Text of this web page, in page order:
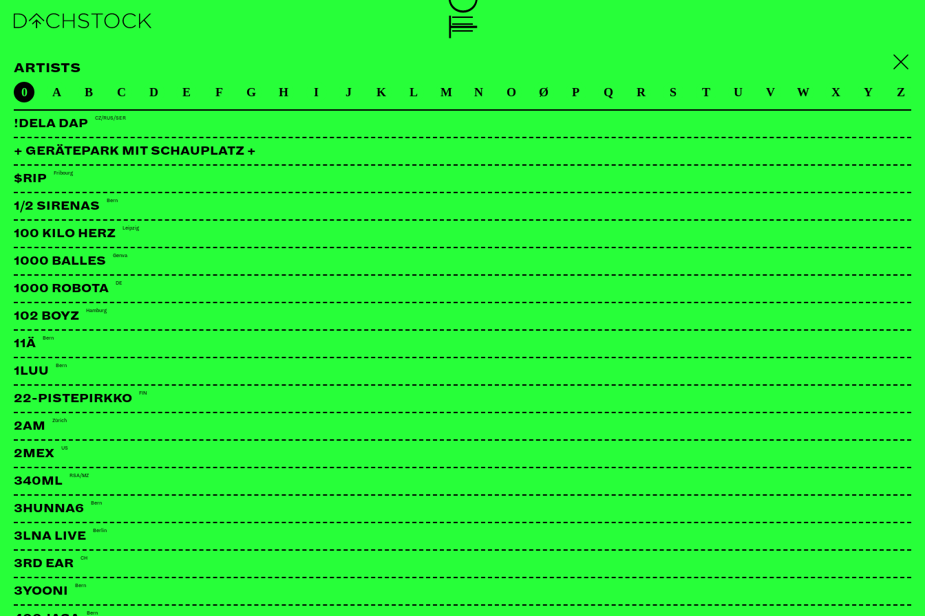
CHRIS DUBFLOW LIVE
ARTISTS
0
A B C D E F G H I J K L M N O Ø P Q R S T U V W X Y Z
!DELA DAP CZ/RUS/SER
+ GERÄTEPARK MIT SCHAUPLATZ +
$RIP Fribourg
1/2 SIRENAS Bern
100 KILO HERZ Leipzig
1000 BALLES Genva
1000 ROBOTA DE
102 BOYZ Hamburg
11Ä Bern
1LUU Bern
22-PISTEPIRKKO FIN
2AM Zürich
2MEX US
340ML RSA/MZ
3HUNNA6 Bern
3LNA LIVE Berlin
3RD EAR CH
3YOONI Bern
Bern